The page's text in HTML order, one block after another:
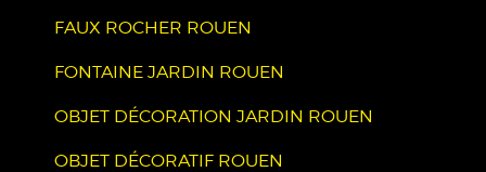
FAUX ROCHER ROUEN
FONTAINE JARDIN ROUEN
OBJET DÉCORATION JARDIN ROUEN
OBJET DÉCORATIF ROUEN